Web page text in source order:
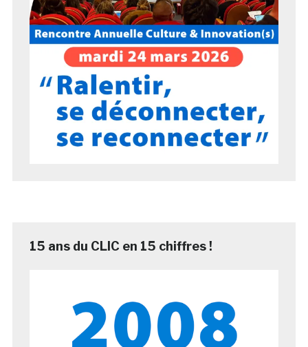
15 ans du CLIC en 15 chiffres !